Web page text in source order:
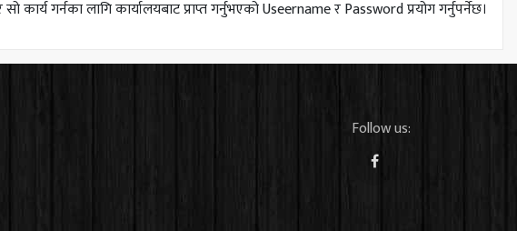
गर्नका लागि कार्यालयबाट प्राप्त गर्नुभएको Useername र Password प्रयोग गर्नुपर्नेछ।
Follow us: